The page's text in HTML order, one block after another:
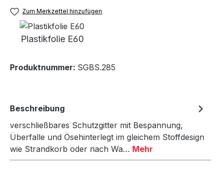
Zum Merkzettel hinzufügen
Plastikfolie E60
Produktnummer: SGBS.285
Beschreibung
verschließbares Schutzgitter mit Bespannung,
Überfalle und Ösehinterlegt im gleichem Stoffdesign
wie Strandkorb oder nach Wa… Mehr